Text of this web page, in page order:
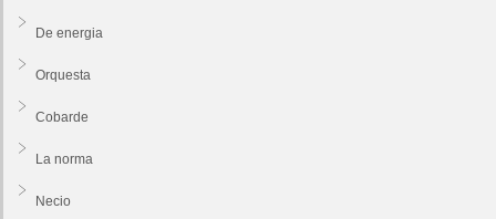
De energia
Orquesta
Cobarde
La norma
Necio